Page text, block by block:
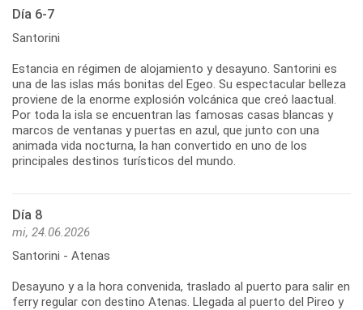
Día 6-7
Santorini
Estancia en régimen de alojamiento y desayuno. Santorini es
una de las islas más bonitas del Egeo. Su espectacular belleza
proviene de la enorme explosión volcánica que creó laactual.
Por toda la isla se encuentran las famosas casas blancas y
marcos de ventanas y puertas en azul, que junto con una
animada vida nocturna, la han convertido en uno de los
principales destinos turísticos del mundo.
Día 8
mi, 24.06.2026
Santorini - Atenas
Desayuno y a la hora convenida, traslado al puerto para salir en
ferry regular con destino Atenas. Llegada al puerto del Pireo y